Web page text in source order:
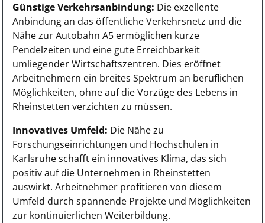
Günstige Verkehrsanbindung: Die exzellente
Anbindung an das öffentliche Verkehrsnetz und die
Nähe zur Autobahn A5 ermöglichen kurze
Pendelzeiten und eine gute Erreichbarkeit
umliegender Wirtschaftszentren. Dies eröffnet
Arbeitnehmern ein breites Spektrum an beruflichen
Möglichkeiten, ohne auf die Vorzüge des Lebens in
Rheinstetten verzichten zu müssen.
Innovatives Umfeld: Die Nähe zu
Forschungseinrichtungen und Hochschulen in
Karlsruhe schafft ein innovatives Klima, das sich
positiv auf die Unternehmen in Rheinstetten
auswirkt. Arbeitnehmer profitieren von diesem
Umfeld durch spannende Projekte und Möglichkeiten
zur kontinuierlichen Weiterbildung.